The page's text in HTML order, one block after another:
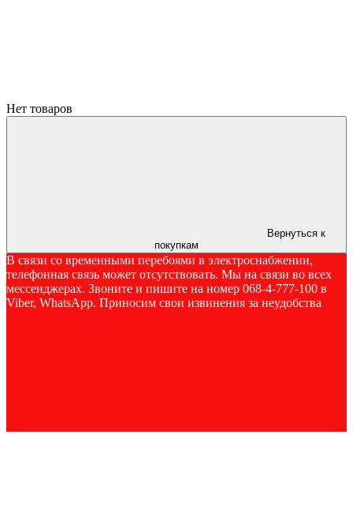
Нет товаров
Вернуться к
покупкам
В связи со временными перебоями в электроснабжении,
телефонная связь может отсутствовать. Мы на связи во всех
мессенджерах. Звоните и пишите на номер 068-4-777-100 в
Viber, WhatsApp. Приносим свои извинения за неудобства